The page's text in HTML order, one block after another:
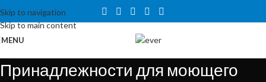
Skip to navigation
Skip to main content
Tähelepanu! Veebisait on väljatöötamisel ning töötab ajutiselt
kataloogirežiimis. Hetkel veel tellida ei saa, kuid on võimalus tutvuda
toodete ja hindadega.
MENU
Принадлежности для моющего